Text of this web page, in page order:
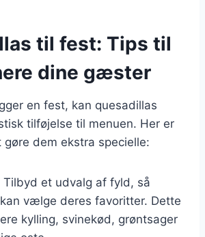
til fest: Tips til
dine gæster
en fest, kan quesadillas
tilføjelse til menuen. Her er
gøre dem ekstra specielle:
Tilbyd et udvalg af fyld, så
vælge deres favoritter. Dette
kylling, svinekød, grøntsager